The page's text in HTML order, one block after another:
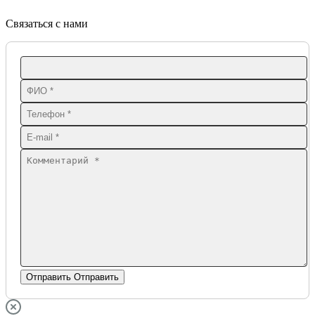
Связаться с нами
Отправить Отправить